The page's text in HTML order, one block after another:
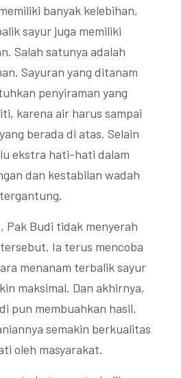
banyak kelebihan,
sayur juga memiliki
Salah satunya adalah
Sayuran yang ditanam
penyiraman yang
karena air harus sampai
berada di atas. Selain
ekstra hati-hati dalam
dan kestabilan wadah
Pak Budi tidak menyerah
Ia terus mencoba
menanam terbalik sayur
maksimal. Dan akhirnya,
pun membuahkan hasil.
semakin berkualitas
oleh masyarakat.